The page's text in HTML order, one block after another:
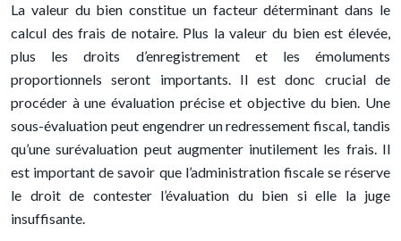
La valeur du bien constitue un facteur déterminant dans le
calcul des frais de notaire. Plus la valeur du bien est élevée,
plus les droits d’enregistrement et les émoluments
proportionnels seront importants. Il est donc crucial de
procéder à une évaluation précise et objective du bien. Une
sous-évaluation peut engendrer un redressement fiscal, tandis
qu’une surévaluation peut augmenter inutilement les frais. Il
est important de savoir que l’administration fiscale se réserve
le droit de contester l’évaluation du bien si elle la juge
insuffisante.